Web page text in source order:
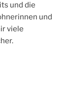
und die
und
viele